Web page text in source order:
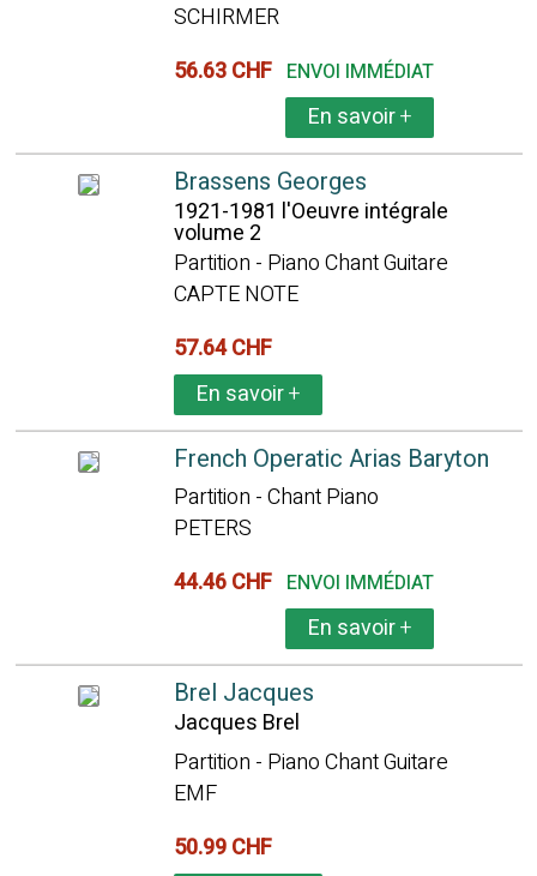
SCHIRMER
56.63 CHF ENVOI IMMÉDIAT
En savoir+
Brassens Georges
1921-1981 l'Oeuvre intégrale
volume 2
Partition - Piano Chant Guitare
CAPTE NOTE
57.64 CHF
En savoir+
French Operatic Arias Baryton
Partition - Chant Piano
PETERS
44.46 CHF ENVOI IMMÉDIAT
En savoir+
Brel Jacques
Jacques Brel
Partition - Piano Chant Guitare
EMF
50.99 CHF